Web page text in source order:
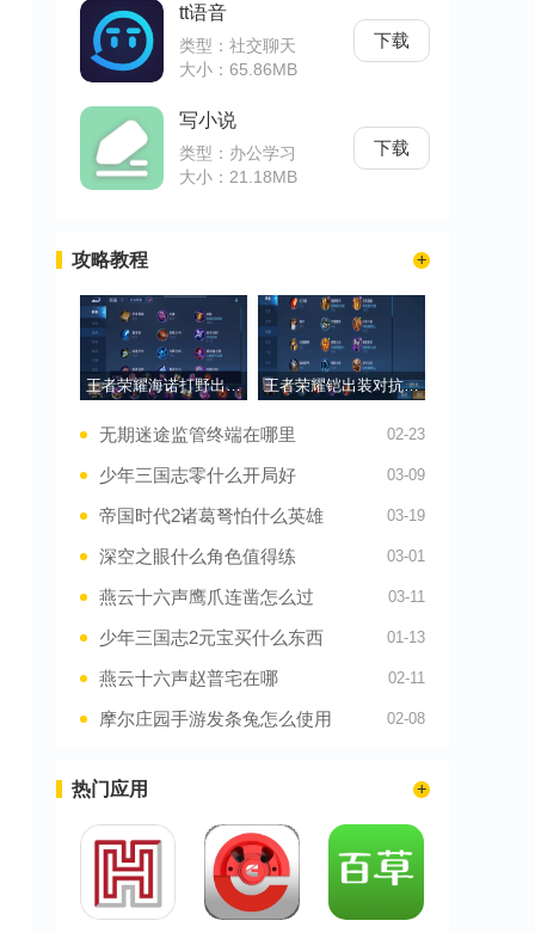
tt语音
类型：社交聊天
大小：65.86MB
下载
写小说
类型：办公学习
大小：21.18MB
下载
攻略教程
王者荣耀海诺打野出装有哪些推荐 王者荣耀铠出装对抗路是什么
无期迷途监管终端在哪里 02-23
少年三国志零什么开局好 03-09
帝国时代2诸葛弩怕什么英雄 03-19
深空之眼什么角色值得练 03-01
燕云十六声鹰爪连凿怎么过 03-11
少年三国志2元宝买什么东西 01-13
燕云十六声赵普宅在哪 02-11
摩尔庄园手游发条兔怎么使用 02-08
热门应用